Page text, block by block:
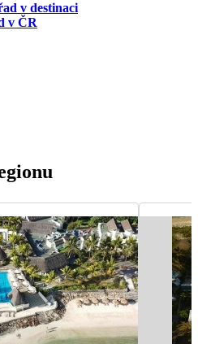
v destinaci
v ČR